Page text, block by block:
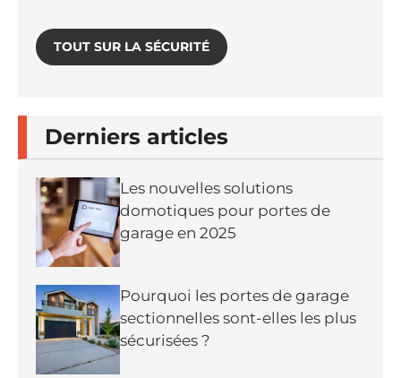
TOUT SUR LA SÉCURITÉ
Derniers articles
Les nouvelles solutions
domotiques pour portes de
garage en 2025
Pourquoi les portes de garage
sectionnelles sont-elles les plus
sécurisées ?